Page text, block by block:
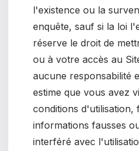
l'existence ou la
enquête, sauf si la loi
réserve le droit de
ou à votre accès au
aucune responsabilité
estime que vous avez
conditions d'utilisation,
informations fausses
interféré avec